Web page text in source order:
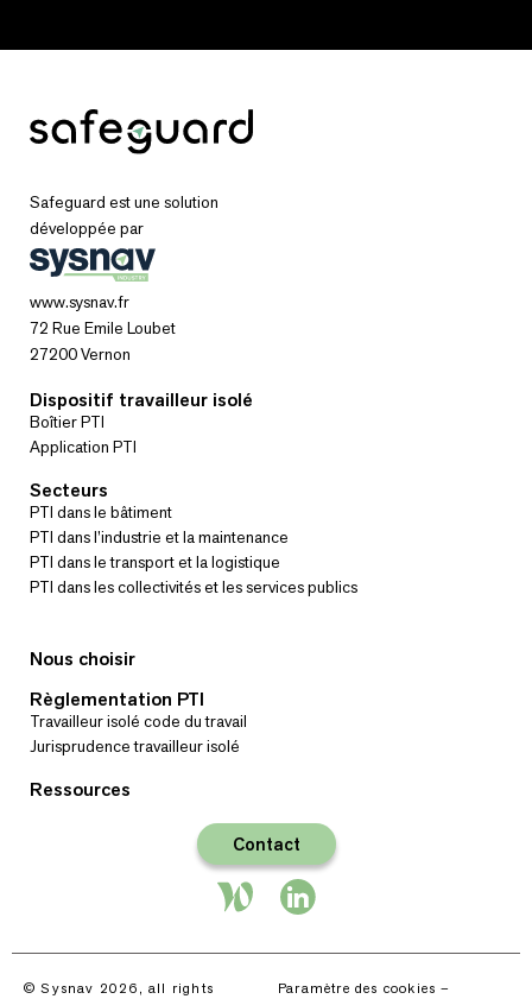
Safeguard est une solution
développée par
www.sysnav.fr
72 Rue Emile Loubet
27200 Vernon
Dispositif travailleur isolé
Boîtier PTI
Application PTI
Secteurs
PTI dans le bâtiment
PTI dans l’industrie et la maintenance
PTI dans le transport et la logistique
PTI dans les collectivités et les services publics
Nous choisir
Règlementation PTI
Travailleur isolé code du travail
Jurisprudence travailleur isolé
Ressources
Contact
© Sysnav 2026, all rights
Paramètre des cookies –